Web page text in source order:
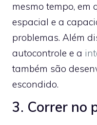
mesmo tempo, em
espacial e a
problemas. Além
autocontrole e a
também são
escondido.
3. Correr no